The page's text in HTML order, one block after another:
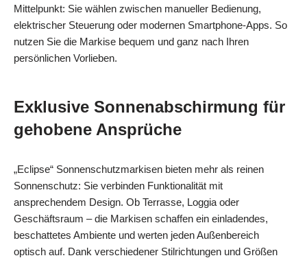
Mittelpunkt: Sie wählen zwischen manueller Bedienung,
elektrischer Steuerung oder modernen Smartphone-Apps. So
nutzen Sie die Markise bequem und ganz nach Ihren
persönlichen Vorlieben.
Exklusive Sonnenabschirmung für
gehobene Ansprüche
„Eclipse“ Sonnenschutzmarkisen bieten mehr als reinen
Sonnenschutz: Sie verbinden Funktionalität mit
ansprechendem Design. Ob Terrasse, Loggia oder
Geschäftsraum – die Markisen schaffen ein einladendes,
beschattetes Ambiente und werten jeden Außenbereich
optisch auf. Dank verschiedener Stilrichtungen und Größen